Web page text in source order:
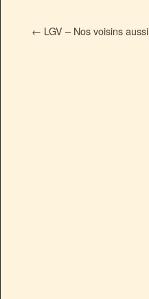
← LGV – Nos voisins